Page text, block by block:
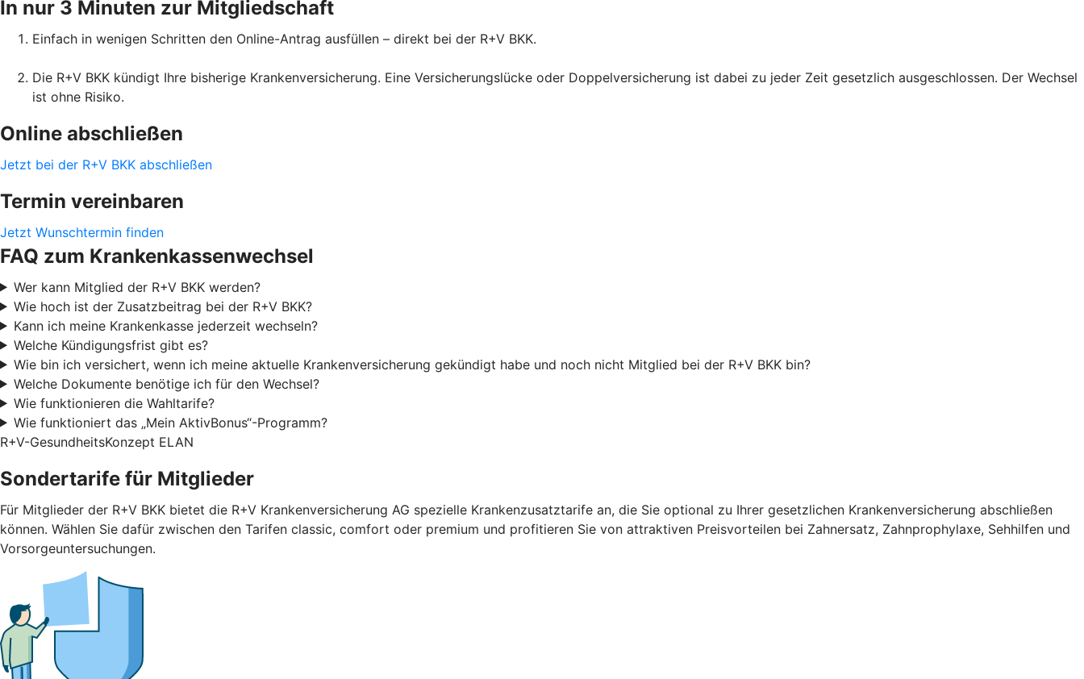
In nur 3 Minuten zur Mitgliedschaft
Einfach in wenigen Schritten den Online-Antrag ausfüllen – direkt bei der R+V BKK.
Die R+V BKK kündigt Ihre bisherige Krankenversicherung. Eine Versicherungslücke oder Doppelversicherung ist dabei zu jeder Zeit gesetzlich ausgeschlossen. Der Wechsel
ist ohne Risiko.
Online abschließen
Jetzt bei der R+V BKK abschließen
Termin vereinbaren
Jetzt Wunschtermin finden
FAQ zum Krankenkassenwechsel
Wer kann Mitglied der R+V BKK werden?
Wie hoch ist der Zusatzbeitrag bei der R+V BKK?
Kann ich meine Krankenkasse jederzeit wechseln?
Welche Kündigungsfrist gibt es?
Wie bin ich versichert, wenn ich meine aktuelle Krankenversicherung gekündigt habe und noch nicht Mitglied bei der R+V BKK bin?
Welche Dokumente benötige ich für den Wechsel?
Wie funktionieren die Wahltarife?
Wie funktioniert das „Mein AktivBonus“-Programm?
R+V-GesundheitsKonzept ELAN
Sondertarife für Mitglieder
Für Mitglieder der R+V BKK bietet die R+V Krankenversicherung AG spezielle Krankenzusatztarife an, die Sie optional zu Ihrer gesetzlichen Krankenversicherung abschließen
können. Wählen Sie dafür zwischen den Tarifen classic, comfort oder premium und profitieren Sie von attraktiven Preisvorteilen bei Zahnersatz, Zahnprophylaxe, Sehhilfen und
Vorsorgeuntersuchungen.